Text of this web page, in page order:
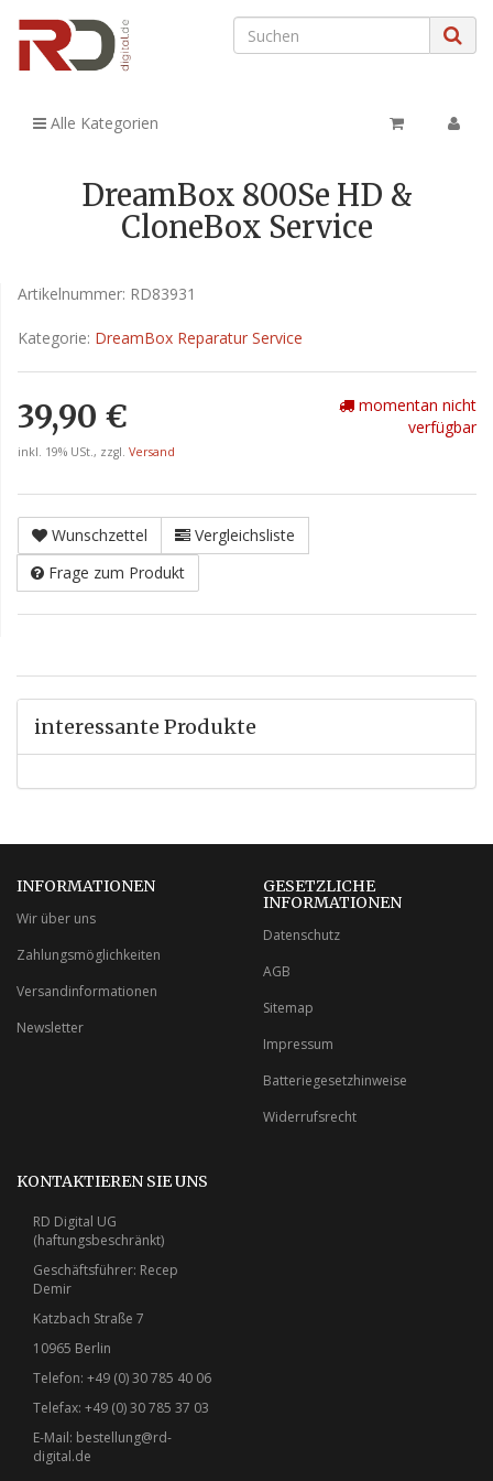
Alle Kategorien
DreamBox 800Se HD &
CloneBox Service
Artikelnummer: RD83931
Kategorie: DreamBox Reparatur Service
39,90 €
inkl. 19% USt., zzgl. Versand
momentan nicht
verfügbar
Wunschzettel
Vergleichsliste
Frage zum Produkt
interessante Produkte
INFORMATIONEN
Wir über uns
Zahlungsmöglichkeiten
Versandinformationen
Newsletter
GESETZLICHE
INFORMATIONEN
Datenschutz
AGB
Sitemap
Impressum
Batteriegesetzhinweise
Widerrufsrecht
KONTAKTIEREN SIE UNS
RD Digital UG
(haftungsbeschränkt)
Geschäftsführer: Recep
Demir
Katzbach Straße 7
10965 Berlin
Telefon: +49 (0) 30 785 40 06
Telefax: +49 (0) 30 785 37 03
E-Mail: bestellung@rd-
digital.de